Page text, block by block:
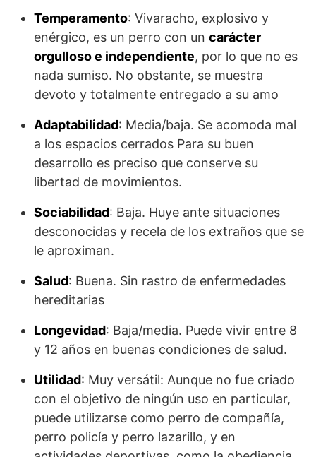
Temperamento: Vivaracho, explosivo y
enérgico, es un perro con un carácter
orgulloso e independiente, por lo que no es
nada sumiso. No obstante, se muestra
devoto y totalmente entregado a su amo
Adaptabilidad: Media/baja. Se acomoda mal
a los espacios cerrados Para su buen
desarrollo es preciso que conserve su
libertad de movimientos.
Sociabilidad: Baja. Huye ante situaciones
desconocidas y recela de los extraños que se
le aproximan.
Salud: Buena. Sin rastro de enfermedades
hereditarias
Longevidad: Baja/media. Puede vivir entre 8
y 12 años en buenas condiciones de salud.
Utilidad: Muy versátil: Aunque no fue criado
con el objetivo de ningún uso en particular,
puede utilizarse como perro de compañía,
perro policía y perro lazarillo, y en